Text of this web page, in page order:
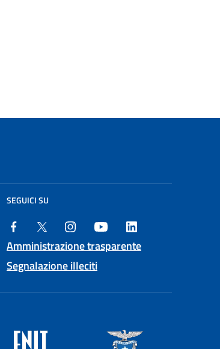
SEGUICI SU
Amministrazione trasparente
Segnalazione illeciti